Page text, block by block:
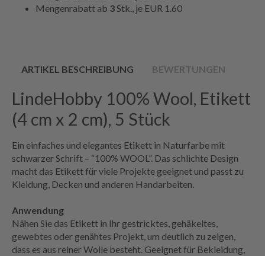
Mengenrabatt ab 3Stk., je EUR 1.60
ARTIKEL BESCHREIBUNG BEWERTUNGEN
LindeHobby 100% Wool, Etikett
(4 cm x 2 cm), 5 Stück
Ein einfaches und elegantes Etikett in Naturfarbe mit
schwarzer Schrift – “100% WOOL”. Das schlichte Design
macht das Etikett für viele Projekte geeignet und passt zu
Kleidung, Decken und anderen Handarbeiten.
Anwendung
Nähen Sie das Etikett in Ihr gestricktes, gehäkeltes,
gewebtes oder genähtes Projekt, um deutlich zu zeigen,
dass es aus reiner Wolle besteht. Geeignet für Bekleidung,